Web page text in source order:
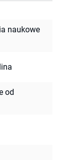
naukowe
od